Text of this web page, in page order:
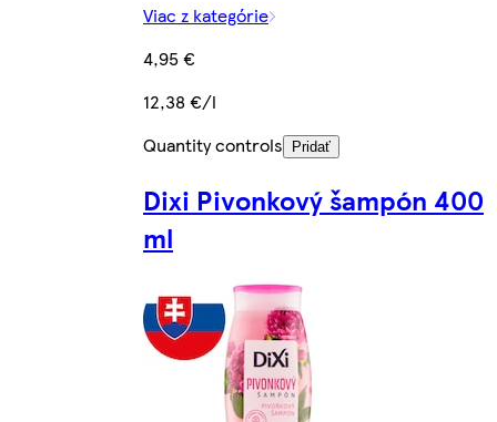
Viac z kategórie
4,95 €
12,38 €/l
Quantity controls
Pridať
Dixi Pivonkový šampón 400
ml